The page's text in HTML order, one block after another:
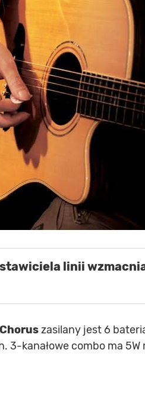
linii
zasilany jest 6
3-kanałowe combo ma 5W